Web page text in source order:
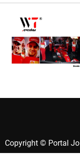
Copyright © Portal